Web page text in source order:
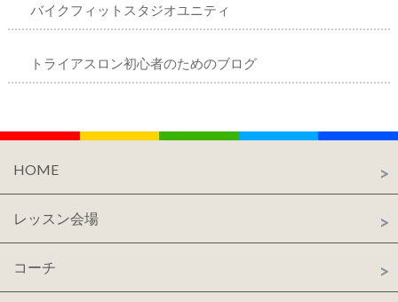
バイクフィットスタジオユニティ
トライアスロン初心者のためのブログ
HOME
レッスン会場
コーチ